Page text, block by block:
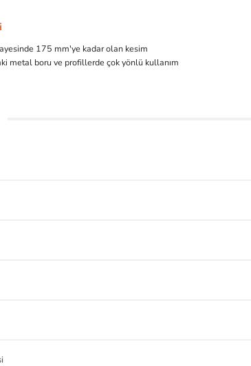
175 mm'ye kadar olan kesim
metal boru ve profillerde çok yönlü kullanım